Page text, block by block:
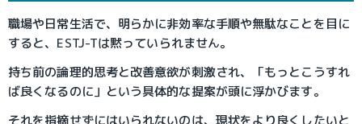
職場や日常生活で、明らかに非効率な手順や無駄なことを目に
すると、ESTJ-Tは黙っていられません。
持ち前の論理的思考と改善意欲が刺激され、「もっとこうすれ
ば良くなるのに」という具体的な提案が頭に浮かびます。